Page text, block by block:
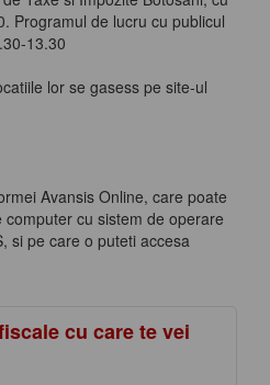
Programul de lucru cu publicul
13.30
lor se gasess pe site-ul
Avansis Online, care poate
cu sistem de operare
si pe care o puteti accesa
cu care te vei